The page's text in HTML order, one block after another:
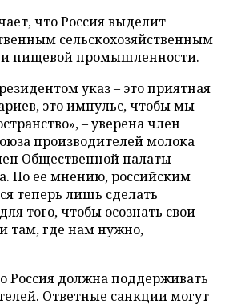
что Россия выделит
сельскохозяйственным
пищевой промышленности.
указ – это приятная
это импульс, чтобы мы
– уверена член
производителей молока
Общественной палаты
По ее мнению, российским
теперь лишь сделать
того, чтобы осознать свои
там, где нам нужно,
Россия должна поддерживать
Ответные санкции могут